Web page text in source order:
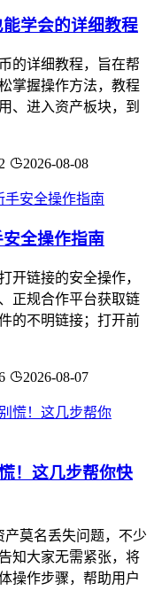
学会的详细教程
的详细教程，旨在帮
掌握操作方法，教程
、进入资产板块，到
2026-08-08
全操作指南
开链接的安全操作，
正规合作平台获取链
的不明链接；打开前
2026-08-07
！这几步帮你快
产莫名丢失问题，不少
知大家无需紧张，将
操作步骤，帮助用户